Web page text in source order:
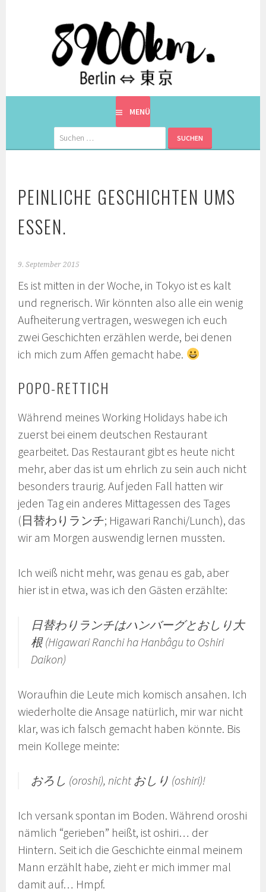
8900KM. BERLIN ⇔ 東京
EINE BERLINERIN IN JAPAN. MIT EINEM JAPANER.
MENÜ
Suchen
nach:
PEINLICHE GESCHICHTEN UMS
ESSEN.
9. September 2015
Es ist mitten in der Woche, in Tokyo ist es kalt
und regnerisch. Wir könnten also alle ein wenig
Aufheiterung vertragen, weswegen ich euch
zwei Geschichten erzählen werde, bei denen
ich mich zum Affen gemacht habe.
POPO-RETTICH
Während meines Working Holidays habe ich
zuerst bei einem deutschen Restaurant
gearbeitet. Das Restaurant gibt es heute nicht
mehr, aber das ist um ehrlich zu sein auch nicht
besonders traurig. Auf jeden Fall hatten wir
jeden Tag ein anderes Mittagessen des Tages
(日替わりランチ; Higawari Ranchi/Lunch), das
wir am Morgen auswendig lernen mussten.
Ich weiß nicht mehr, was genau es gab, aber
hier ist in etwa, was ich den Gästen erzählte:
日替わりランチはハンバーグとおしり大
根 (Higawari Ranchi ha Hanbâgu to Oshiri
Daikon)
Woraufhin die Leute mich komisch ansahen. Ich
wiederholte die Ansage natürlich, mir war nicht
klar, was ich falsch gemacht haben könnte. Bis
mein Kollege meinte:
おろし (oroshi), nicht おしり (oshiri)!
Ich versank spontan im Boden. Während oroshi
nämlich “gerieben” heißt, ist oshiri… der
Hintern. Seit ich die Geschichte einmal meinem
Mann erzählt habe, zieht er mich immer mal
damit auf… Hmpf.